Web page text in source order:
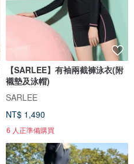
【SARLEE】有袖兩截褲泳衣(附
襯墊及泳帽)
SARLEE
NT$ 1,490
6 人正準備購買